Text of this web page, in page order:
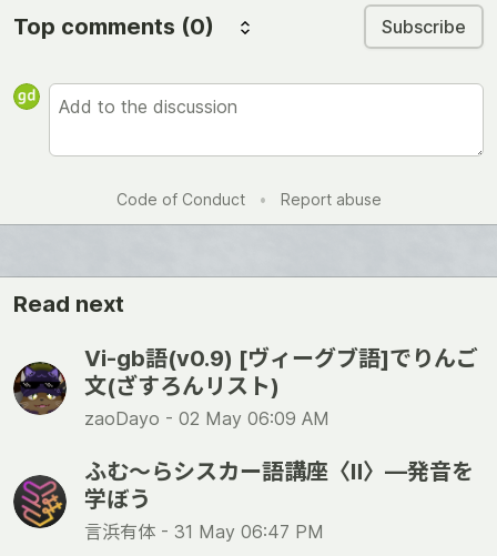
Top comments (0) Subscribe
Code of Conduct • Report abuse
Read next
Vi-gb語(v0.9) [ヴィーグブ語]でりんご
文(ざすろんリスト)
zaoDayo - 02 May 06:09 AM
ふむ〜らシスカー語講座〈Ⅱ〉―発音を
学ぼう
言浜有体 - 31 May 06:47 PM